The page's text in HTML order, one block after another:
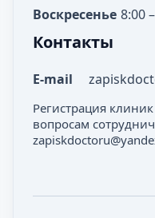
Воскресенье 8:00
Контакты
E-mail
Регистрация
вопросам